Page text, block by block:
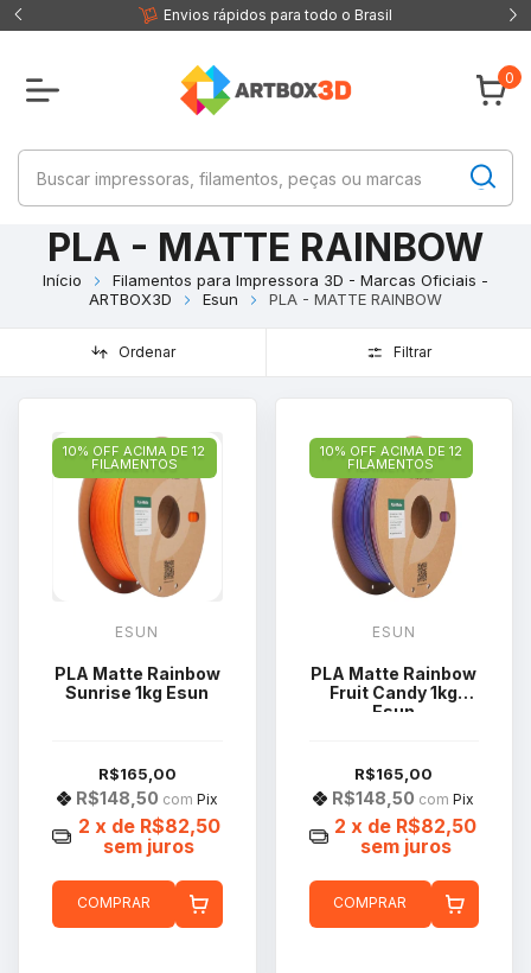
Envios rápidos para todo o Brasil
0
PLA - MATTE RAINBOW
Início
Filamentos para Impressora 3D - Marcas Oficiais -
ARTBOX3D
Esun PLA - MATTE RAINBOW
Ordenar Filtrar
10% OFF ACIMA DE 12
FILAMENTOS
ESUN
PLA Matte Rainbow
Sunrise 1kg Esun
R$165,00
R$148,50 com Pix
2 x de R$82,50
sem juros
COMPRAR
10% OFF ACIMA DE 12
FILAMENTOS
ESUN
PLA Matte Rainbow
Fruit Candy 1kg
Esun
R$165,00
R$148,50 com Pix
2 x de R$82,50
sem juros
COMPRAR